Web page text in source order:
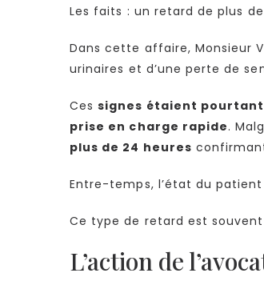
Les faits : un retard de plus
Dans cette affaire, Monsieur
urinaires et d’une perte de
Cessignes étaient pourtant
prise en charge rapide.
plus de 24 heures
Entre-temps, l’état du
Ce type de retard est souvent
L’action de